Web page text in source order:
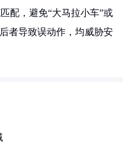
配，避免“大马拉小车”或
者导致误动作，均威胁安